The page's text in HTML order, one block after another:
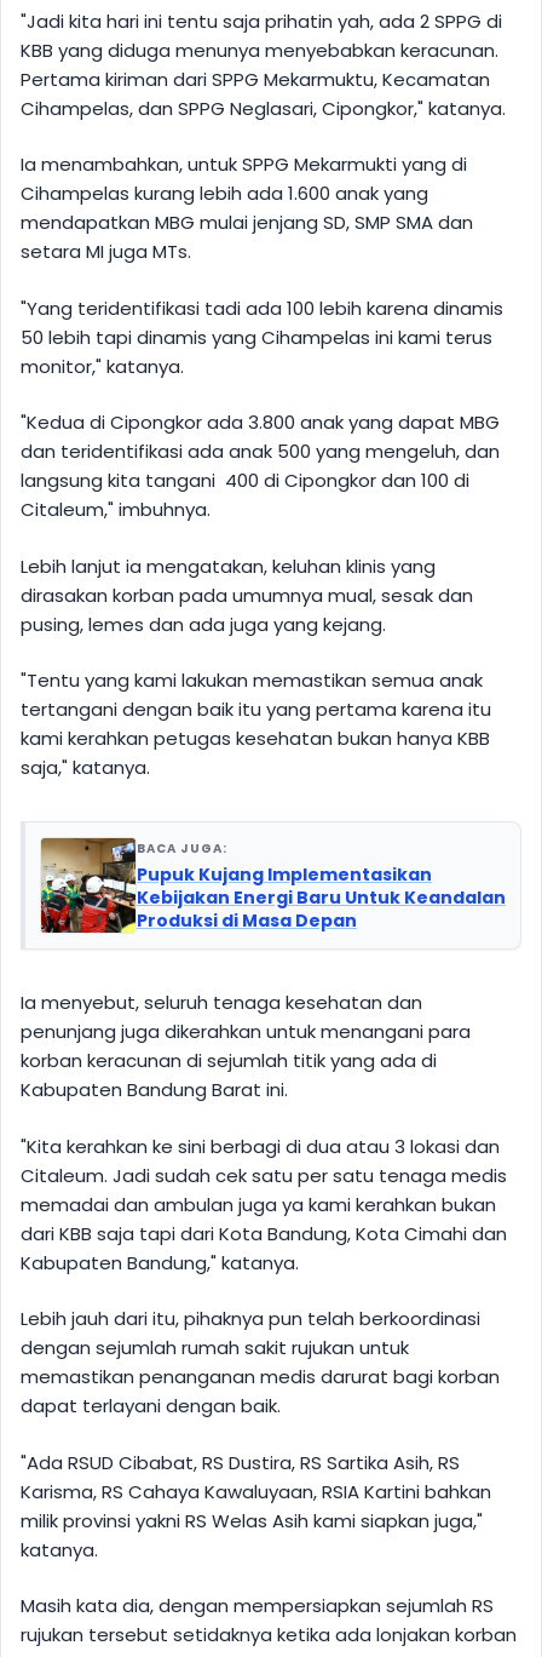
"Jadi kita hari ini tentu saja prihatin yah, ada 2 SPPG di
KBB yang diduga menunya menyebabkan keracunan.
Pertama kiriman dari SPPG Mekarmuktu, Kecamatan
Cihampelas, dan SPPG Neglasari, Cipongkor," katanya.
Ia menambahkan, untuk SPPG Mekarmukti yang di
Cihampelas kurang lebih ada 1.600 anak yang
mendapatkan MBG mulai jenjang SD, SMP SMA dan
setara MI juga MTs.
"Yang teridentifikasi tadi ada 100 lebih karena dinamis
50 lebih tapi dinamis yang Cihampelas ini kami terus
monitor," katanya.
"Kedua di Cipongkor ada 3.800 anak yang dapat MBG
dan teridentifikasi ada anak 500 yang mengeluh, dan
langsung kita tangani 400 di Cipongkor dan 100 di
Citaleum," imbuhnya.
Lebih lanjut ia mengatakan, keluhan klinis yang
dirasakan korban pada umumnya mual, sesak dan
pusing, lemes dan ada juga yang kejang.
"Tentu yang kami lakukan memastikan semua anak
tertangani dengan baik itu yang pertama karena itu
kami kerahkan petugas kesehatan bukan hanya KBB
saja," katanya.
BACA JUGA:
Pupuk Kujang Implementasikan
Kebijakan Energi Baru Untuk Keandalan
Produksi di Masa Depan
Ia menyebut, seluruh tenaga kesehatan dan
penunjang juga dikerahkan untuk menangani para
korban keracunan di sejumlah titik yang ada di
Kabupaten Bandung Barat ini.
"Kita kerahkan ke sini berbagi di dua atau 3 lokasi dan
Citaleum. Jadi sudah cek satu per satu tenaga medis
memadai dan ambulan juga ya kami kerahkan bukan
dari KBB saja tapi dari Kota Bandung, Kota Cimahi dan
Kabupaten Bandung," katanya.
Lebih jauh dari itu, pihaknya pun telah berkoordinasi
dengan sejumlah rumah sakit rujukan untuk
memastikan penanganan medis darurat bagi korban
dapat terlayani dengan baik.
"Ada RSUD Cibabat, RS Dustira, RS Sartika Asih, RS
Karisma, RS Cahaya Kawaluyaan, RSIA Kartini bahkan
milik provinsi yakni RS Welas Asih kami siapkan juga,"
katanya.
Masih kata dia, dengan mempersiapkan sejumlah RS
rujukan tersebut setidaknya ketika ada lonjakan korban